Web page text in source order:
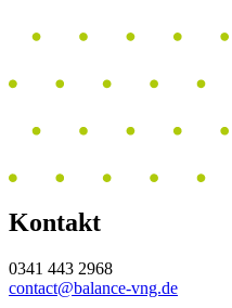
Kontakt
0341 443 2968
contact@balance-vng.de